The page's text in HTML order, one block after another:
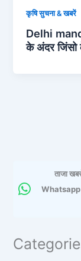
कृषि सुचना & खबरें
Delhi
के अंदर जिंसो
ताजा
Whatsapp